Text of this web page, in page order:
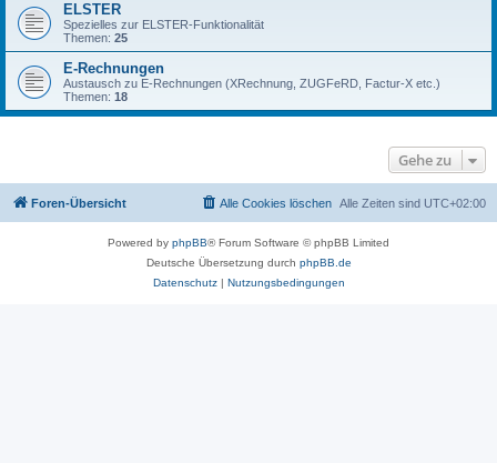
ELSTER
Spezielles zur ELSTER-Funktionalität
Themen: 25
E-Rechnungen
Austausch zu E-Rechnungen (XRechnung, ZUGFeRD, Factur-X etc.)
Themen: 18
Gehe zu
Foren-Übersicht Alle Zeiten sind UTC+02:00
Alle Cookies löschen
Powered by phpBB® Forum Software © phpBB Limited
Deutsche Übersetzung durch phpBB.de
Datenschutz| Nutzungsbedingungen